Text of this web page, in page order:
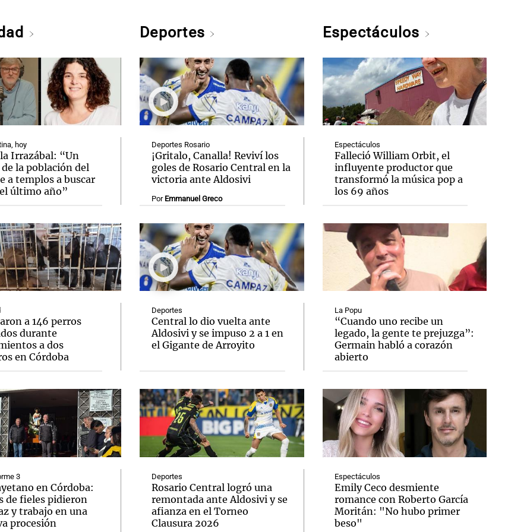
hoy
Irrazábal: “Un
la población del
a templos a buscar
último año”
a 146 perros
durante
a dos
en Córdoba
3
en Córdoba:
de fieles pidieron
y trabajo en una
procesión
Deportes
Deportes Rosario
¡Gritalo, Canalla! Reviví los
goles de Rosario Central en la
victoria ante Aldosivi
Por Emmanuel Greco
Deportes
Central lo dio vuelta ante
Aldosivi y se impuso 2 a 1 en
el Gigante de Arroyito
Deportes
Rosario Central logró una
remontada ante Aldosivi y se
afianza en el Torneo
Clausura 2026
Espectáculos
Espectáculos
Falleció William Orbit, el
influyente productor que
transformó la música pop a
los 69 años
La Popu
“Cuando uno recibe un
legado, la gente te prejuzga”:
Germain habló a corazón
abierto
Espectáculos
Emily Ceco desmiente
romance con Roberto García
Moritán: "No hubo primer
beso"
El huracán de Arequito
Notas
Cadena 3 en Groenlandia
Notas